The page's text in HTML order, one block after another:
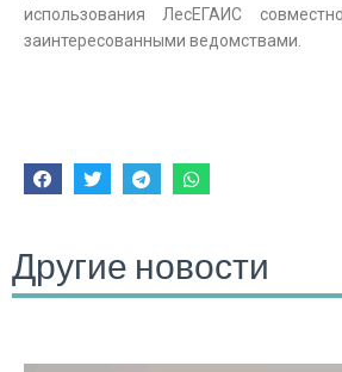
использования ЛесЕГАИС
заинтересованными ведомствами.
Другие новости